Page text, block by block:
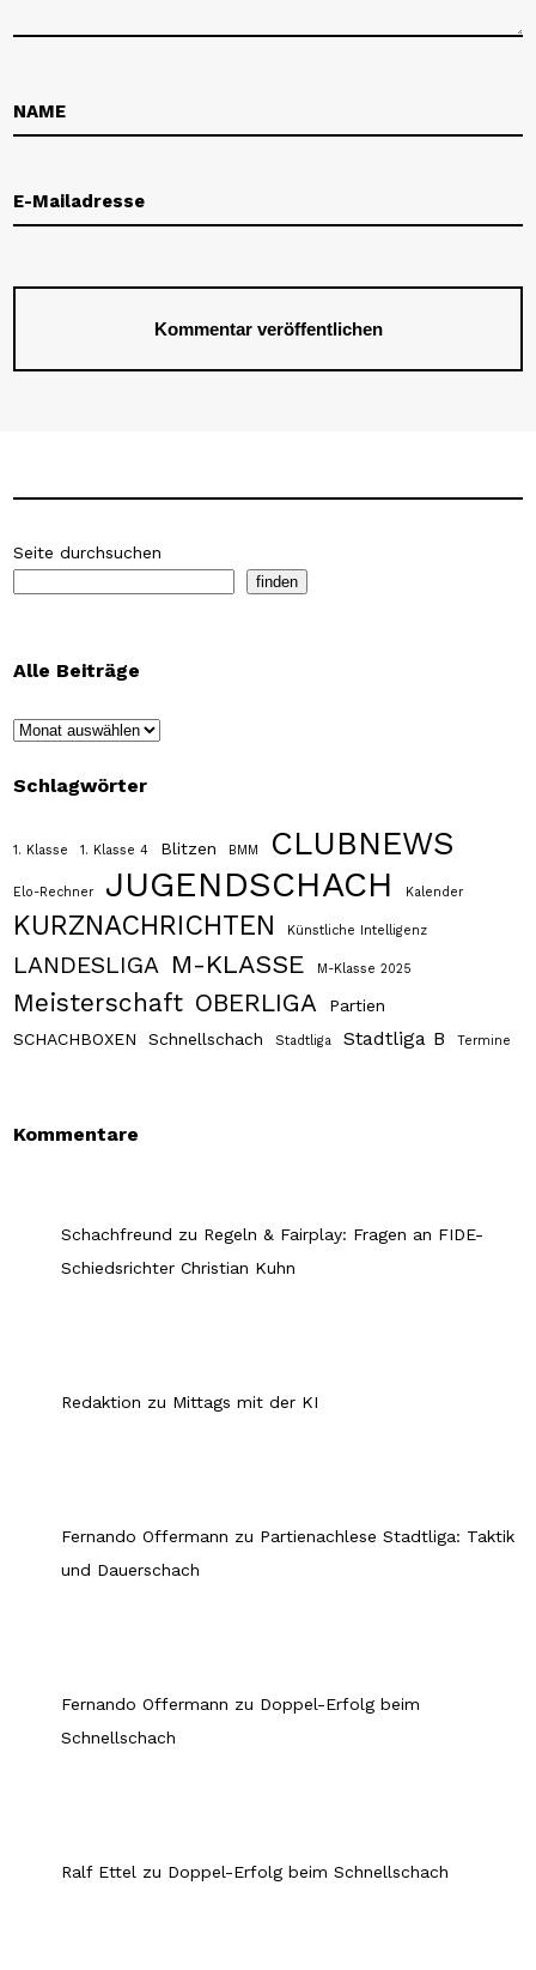
Seite durchsuchen
finden
Alle Beiträge
Archiv
Schlagwörter
1. Klasse 1. Klasse 4 Blitzen BMM CLUBNEWS
Elo-Rechner JUGENDSCHACH Kalender
KURZNACHRICHTEN Künstliche Intelligenz
LANDESLIGA M-KLASSE M-Klasse 2025
Meisterschaft OBERLIGA
Partien
SCHACHBOXEN
Schnellschach Stadtliga Stadtliga B Termine
Kommentare
Schachfreund zu Regeln & Fairplay: Fragen an FIDE-
Schiedsrichter Christian Kuhn
Redaktion zu Mittags mit der KI
Fernando Offermann zu Partienachlese Stadtliga: Taktik
und Dauerschach
Fernando Offermann zu Doppel-Erfolg beim
Schnellschach
Ralf Ettel zu Doppel-Erfolg beim Schnellschach